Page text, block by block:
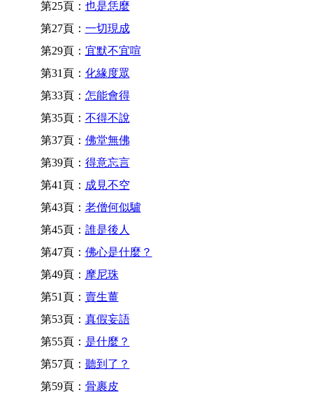
第25頁： 也是恁麼
第27頁： 一切現成
第29頁： 宜默不宜喧
第31頁： 化緣度眾
第33頁： 怎能會得
第35頁： 不得不說
第37頁： 佛堂無佛
第39頁： 得意忘言
第41頁： 成見不空
第43頁： 老僧何似驢
第45頁： 誰是後人
第47頁： 佛心是什麼？
第49頁： 摩尼珠
第51頁： 賣生薑
第53頁： 真假妄語
第55頁： 是什麼？
第57頁： 聽到了？
第59頁： 骨裹皮